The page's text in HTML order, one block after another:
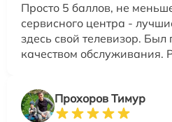
Просто 5 баллов, не
сервисного центра -
здесь свой телевизор. Был
качеством обслуживания.
Прохоров Тимур